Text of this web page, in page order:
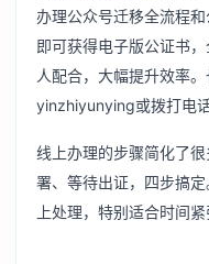
办理公众号迁移全流程
即可获得电子版公证书
人配合，大幅提升效率
yinzhiyunying或拨打电
线上办理的步骤简化了
署、等待出证，四步搞
上处理，特别适合时间